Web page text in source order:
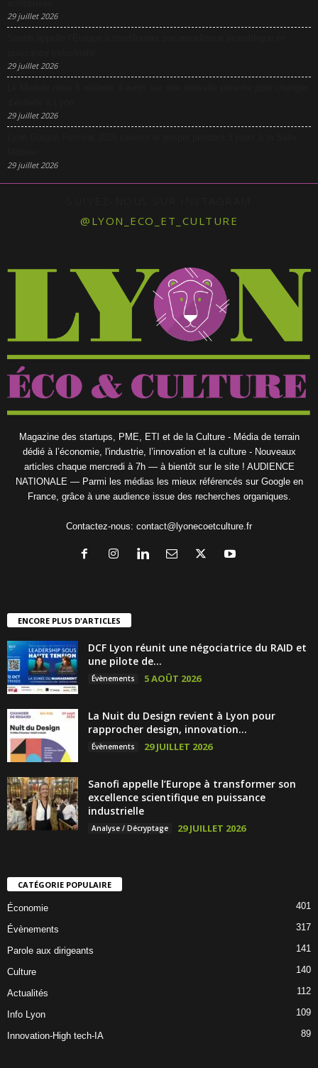
29 juillet 2026
29 juillet 2026
29 juillet 2026
29 juillet 2026
@LYON_ECO_ET_CULTURE
Magazine des startups, PME, ETI et de la Culture - Média de terrain
dédié à l’économie, l'industrie, l’innovation et la culture - Nouveaux
articles chaque mercredi à 7h — à bientôt sur le site ! AUDIENCE
NATIONALE — Parmi les médias les mieux référencés sur Google en
France, grâce à une audience issue des recherches organiques.
Contactez-nous: contact@lyonecoetculture.fr
ENCORE PLUS D'ARTICLES
DCF Lyon réunit une négociatrice du RAID et
une pilote de...
Évènements 5 AOÛT 2026
La Nuit du Design revient à Lyon pour
rapprocher design, innovation...
Évènements 29 JUILLET 2026
Sanofi appelle l’Europe à transformer son
excellence scientifique en puissance
industrielle
Analyse / Décryptage 29 JUILLET 2026
CATÉGORIE POPULAIRE
Économie 401
Évènements 317
Parole aux dirigeants 141
Culture 140
Actualités 112
Info Lyon 109
Innovation-High tech-IA 89